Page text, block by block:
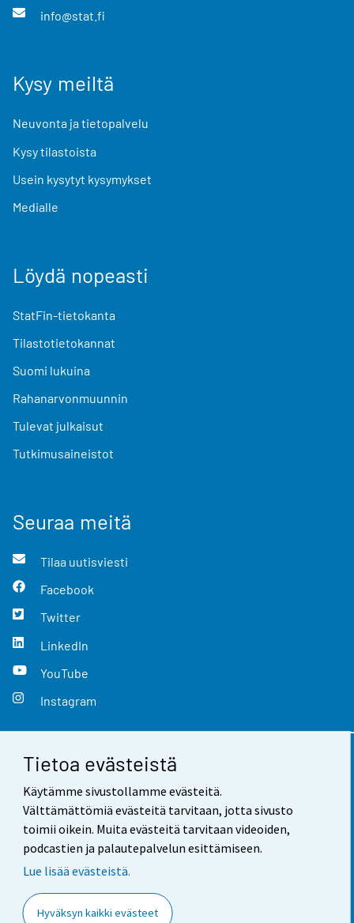
Tietoa evästeistä
Käytämme sivustollamme evästeitä.
Välttämättömiä evästeitä tarvitaan, jotta sivusto
toimii oikein. Muita evästeitä tarvitaan videoiden,
podcastien ja palautepalvelun esittämiseen.
Lue lisää evästeistä.
Hyväksyn kaikki evästeet
info@stat.fi
Kysy meiltä
Neuvonta ja tietopalvelu
Kysy tilastoista
Usein kysytyt kysymykset
Medialle
Löydä nopeasti
StatFin-tietokanta
Tilastotietokannat
Suomi lukuina
Rahanarvonmuunnin
Tulevat julkaisut
Tutkimusaineistot
Seuraa meitä
Tilaa uutisviesti
Facebook
Twitter
LinkedIn
YouTube
Instagram
Yhteystiedot
Palaute
Käyttöehdot
Saavutettavuus